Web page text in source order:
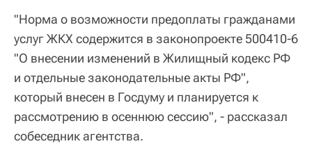
"Норма о возможности предоплаты гражданами
услуг ЖКХ содержится в законопроекте 500410-6
"О внесении изменений в Жилищный кодекс РФ
и отдельные законодательные акты РФ",
который внесен в Госдуму и планируется к
рассмотрению в осеннюю сессию", - рассказал
собеседник агентства.